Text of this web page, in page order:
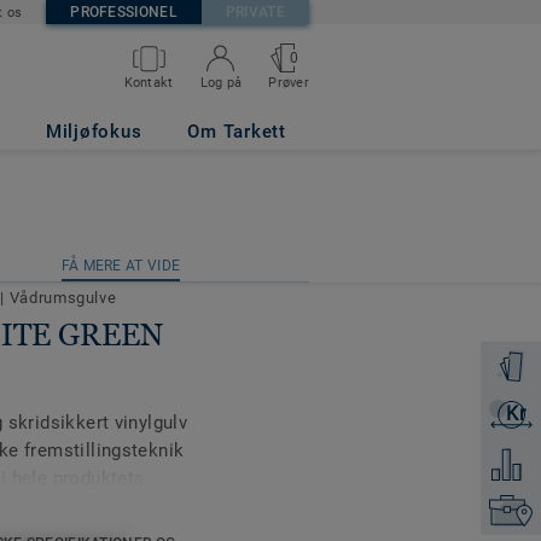
os PROFESSIONEL PRIVATE
Kontakt Log på
0
Prøver
Miljøfokus Om Tarkett
FÅ MERE AT VIDE
Bestil
Kr
Få et
Tilføj
| Vådrumsgulve
GREEN
skridsikkert vinylgulv
fremstillingsteknik
der er nem at rengøre.